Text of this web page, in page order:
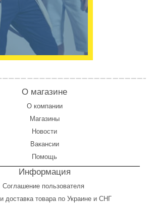
О магазине
О компании
Магазины
Новости
Вакансии
Помощь
Информация
Соглашение пользователя
и доставка товара по Украине и СНГ